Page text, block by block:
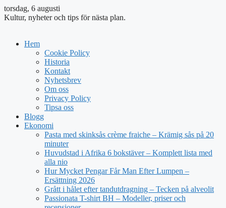
torsdag, 6 augusti
Kultur, nyheter och tips för nästa plan.
Hem
Cookie Policy
Historia
Kontakt
Nyhetsbrev
Om oss
Privacy Policy
Tipsa oss
Blogg
Ekonomi
Pasta med skinksås crème fraiche – Krämig sås på 20
minuter
Huvudstad i Afrika 6 bokstäver – Komplett lista med
alla nio
Hur Mycket Pengar Får Man Efter Lumpen –
Ersättning 2026
Grått i hålet efter tandutdragning – Tecken på alveolit
Passionata T-shirt BH – Modeller, priser och